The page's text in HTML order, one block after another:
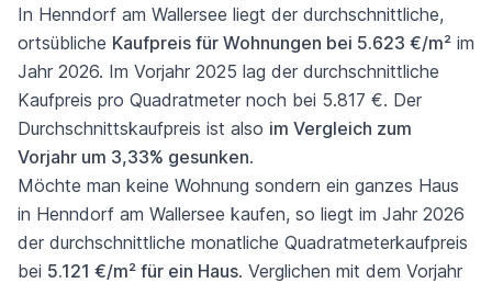
In Henndorf am Wallersee liegt der durchschnittliche,
ortsübliche Kaufpreis für Wohnungen bei 5.623 €/m² im
Jahr 2026. Im Vorjahr 2025 lag der durchschnittliche
Kaufpreis pro Quadratmeter noch bei 5.817 €. Der
Durchschnittskaufpreis ist also im Vergleich zum
Vorjahr um 3,33% gesunken.
Möchte man keine Wohnung sondern ein ganzes Haus
in Henndorf am Wallersee kaufen, so liegt im Jahr 2026
der durchschnittliche monatliche Quadratmeterkaufpreis
bei 5.121 €/m² für ein Haus. Verglichen mit dem Vorjahr